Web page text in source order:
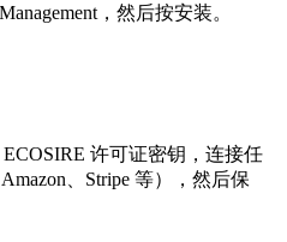
，然后按安装。
许可证密钥，连接任
、Stripe 等），然后保